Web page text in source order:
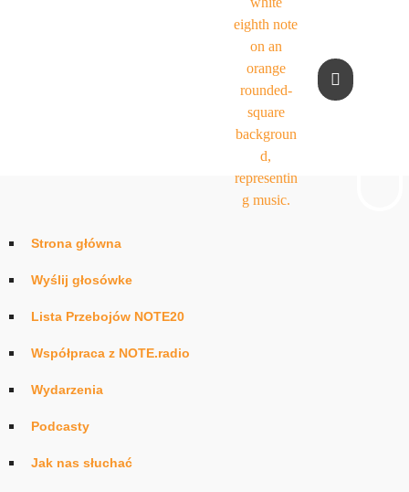
Strona główna
Wyślij głosówke
Lista Przebojów NOTE20
Współpraca z NOTE.radio
Wydarzenia
Podcasty
Jak nas słuchać